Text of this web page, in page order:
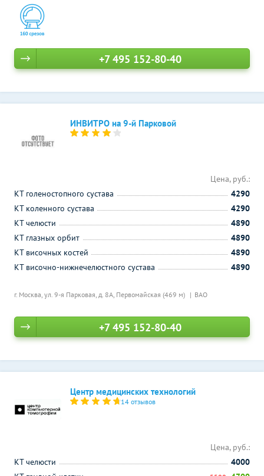
+7 495 152-80-40
ИНВИТРО на 9-й Парковой
г. Москва, ул. 9-я Парковая, д. 8А, Первомайская (469 м) ВАО
Цена, руб.:
КТ голеностопного сустава
4290
КТ коленного сустава
4290
КТ челюсти
4890
КТ глазных орбит
4890
КТ височных костей
4890
КТ височно-нижнечелюстного сустава
4890
+7 495 152-80-40
Центр медицинских технологий
14 отзывов
Цена, руб.:
КТ челюсти
4000